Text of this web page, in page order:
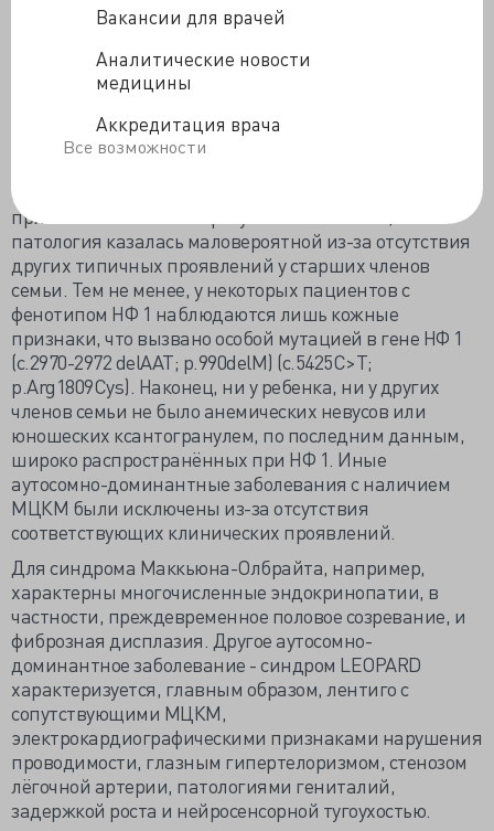
Вакансии для врачей
Аналитические новости
медицины
Аккредитация врача
Все возможности
поражениях или сопутствующей лицевой дисморфии,
других кожных поражениях и аномалиях.
В данном случае, семейный анамнез
свидетельствовал об аутосомно-доминантном
заболевании, потому что клинические признаки
наблюдались в каждом поколении. Как правило,
проявления развиваются с возрастом. По этой
причине нельзя было сразу исключить НФ 1, но эта
патология казалась маловероятной из-за отсутствия
других типичных проявлений у старших членов
семьи. Тем не менее, у некоторых пациентов с
фенотипом НФ 1 наблюдаются лишь кожные
признаки, что вызвано особой мутацией в гене НФ 1
(c.2970-2972 delAAT; p.990delM) (c.5425C>T;
p.Arg1809Cys). Наконец, ни у ребенка, ни у других
членов семьи не было анемических невусов или
юношеских ксантогранулем, по последним данным,
широко распространённых при НФ 1. Иные
аутосомно-доминантные заболевания с наличием
МЦКМ были исключены из-за отсутствия
соответствующих клинических проявлений.
Для синдрома Маккьюна-Олбрайта, например,
характерны многочисленные эндокринопатии, в
частности, преждевременное половое созревание, и
фиброзная дисплазия. Другое аутосомно-
доминантное заболевание - синдром LEOPARD
характеризуется, главным образом, лентиго с
сопутствующими МЦКМ,
электрокардиографическими признаками нарушения
проводимости, глазным гипертелоризмом, стенозом
лёгочной артерии, патологиями гениталий,
задержкой роста и нейросенсорной тугоухостью.